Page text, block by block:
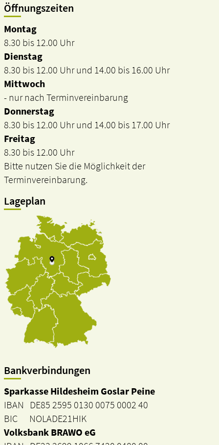
Öffnungszeiten
Montag
8.30 bis 12.00 Uhr
Dienstag
8.30 bis 12.00 Uhr und 14.00 bis 16.00 Uhr
Mittwoch
- nur nach Terminvereinbarung
Donnerstag
8.30 bis 12.00 Uhr und 14.00 bis 17.00 Uhr
Freitag
8.30 bis 12.00 Uhr
Bitte nutzen Sie die Möglichkeit der
Terminvereinbarung.
Lageplan
Bankverbindungen
Sparkasse Hildesheim Goslar Peine
IBAN DE85 2595 0130 0075 0002 40
BIC NOLADE21HIK
Volksbank BRAWO eG